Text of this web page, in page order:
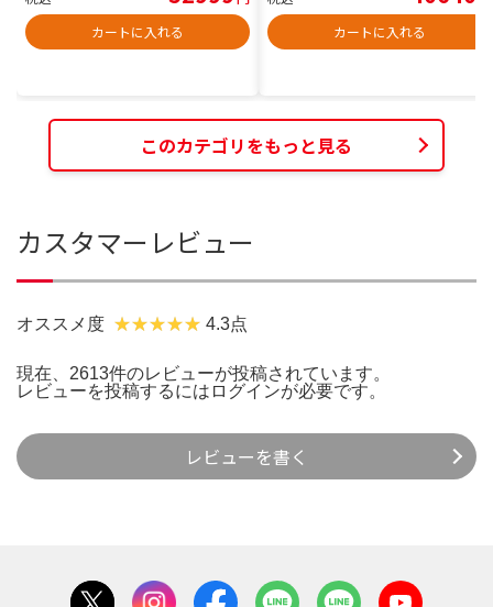
カートに入れる
カートに入れる
このカテゴリをもっと見る
カスタマーレビュー
オススメ度 4.3点
現在、2613件のレビューが投稿されています。
レビューを投稿するには ログインが必要です。
レビューを書く